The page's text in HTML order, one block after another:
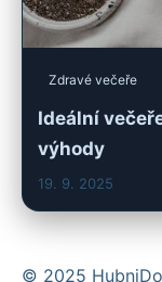
Zdravé večeře
Ideální
výhody
19. 9. 2025
© 2025